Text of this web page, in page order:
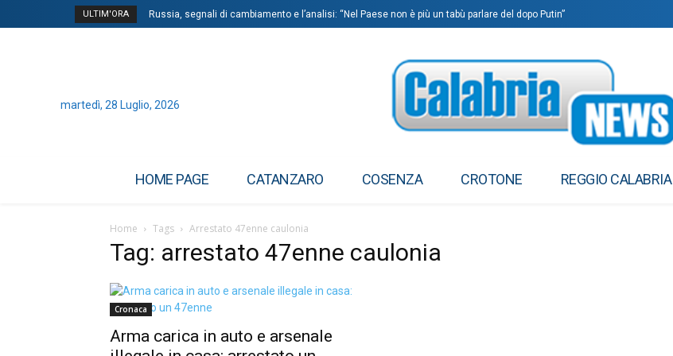
ULTIM'ORA Russia, segnali di cambiamento e l’analisi: “Nel Paese non è più un tabù parlare del dopo Putin”
martedì, 28 Luglio, 2026
HOME PAGE CATANZARO COSENZA CROTONE REGGIO CALABRIA
Home Tags Arrestato 47enne caulonia
Tag: arrestato 47enne caulonia
Cronaca
Arma carica in auto e arsenale